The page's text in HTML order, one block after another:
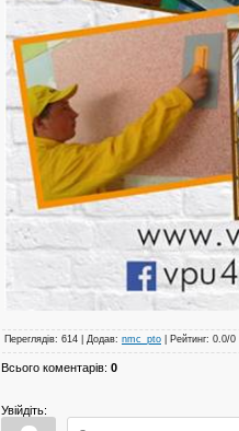
Переглядів: 614 Додав: nmc_pto Рейтинг: 0.0/0
Всього коментарів: 0
Увійдіть: